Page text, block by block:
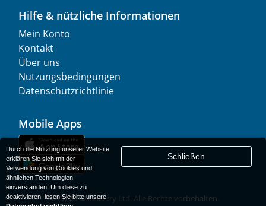
Hilfe & nützliche Informationen
Mein Konto
Kontakt
Über uns
Nutzungsbedingungen
Datenschutzrichtlinie
Mobile Apps
© 1977-2026AFerry Ltd. Alle Rechte vorbehalten.
Durch die Nutzung unserer Website
erklären Sie sich mit der
Verwendung von Cookies und
ähnlichen Technologien
einverstanden. Um diese zu
deaktivieren, lesen Sie bitte unsere
Schließen